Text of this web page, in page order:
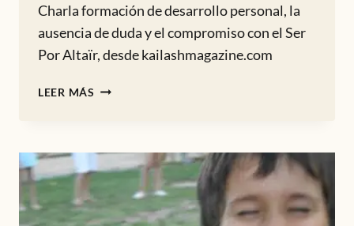
Charla formación de desarrollo personal, la
ausencia de duda y el compromiso con el Ser
Por Altaïr, desde kailashmagazine.com
LEER MÁS LA
COMPROMISO